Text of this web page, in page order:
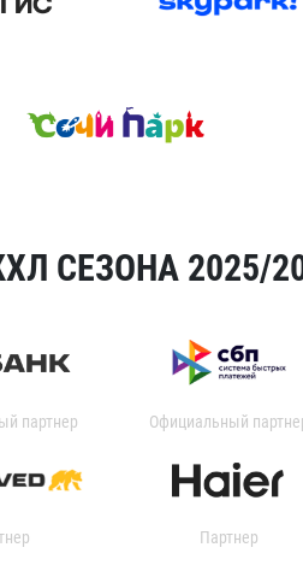
СЕЗОНА 2025/
партнер Официальный
Партнер